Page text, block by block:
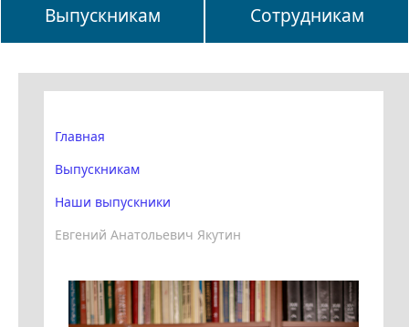
Выпускникам Сотрудникам
Главная
Выпускникам
Наши выпускники
Евгений Анатольевич Якутин